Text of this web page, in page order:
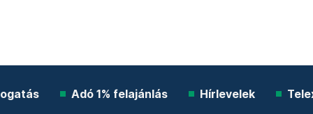
Adó 1% felajánlás Hírlevelek